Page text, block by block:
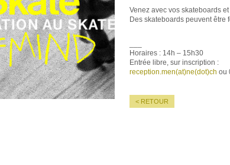
Venez avec vos skateboards
Des skateboards peuvent être
Horaires : 14h – 15h30
Entrée libre, sur inscription :
reception.men(at)ne(dot)ch ou
< RETOUR